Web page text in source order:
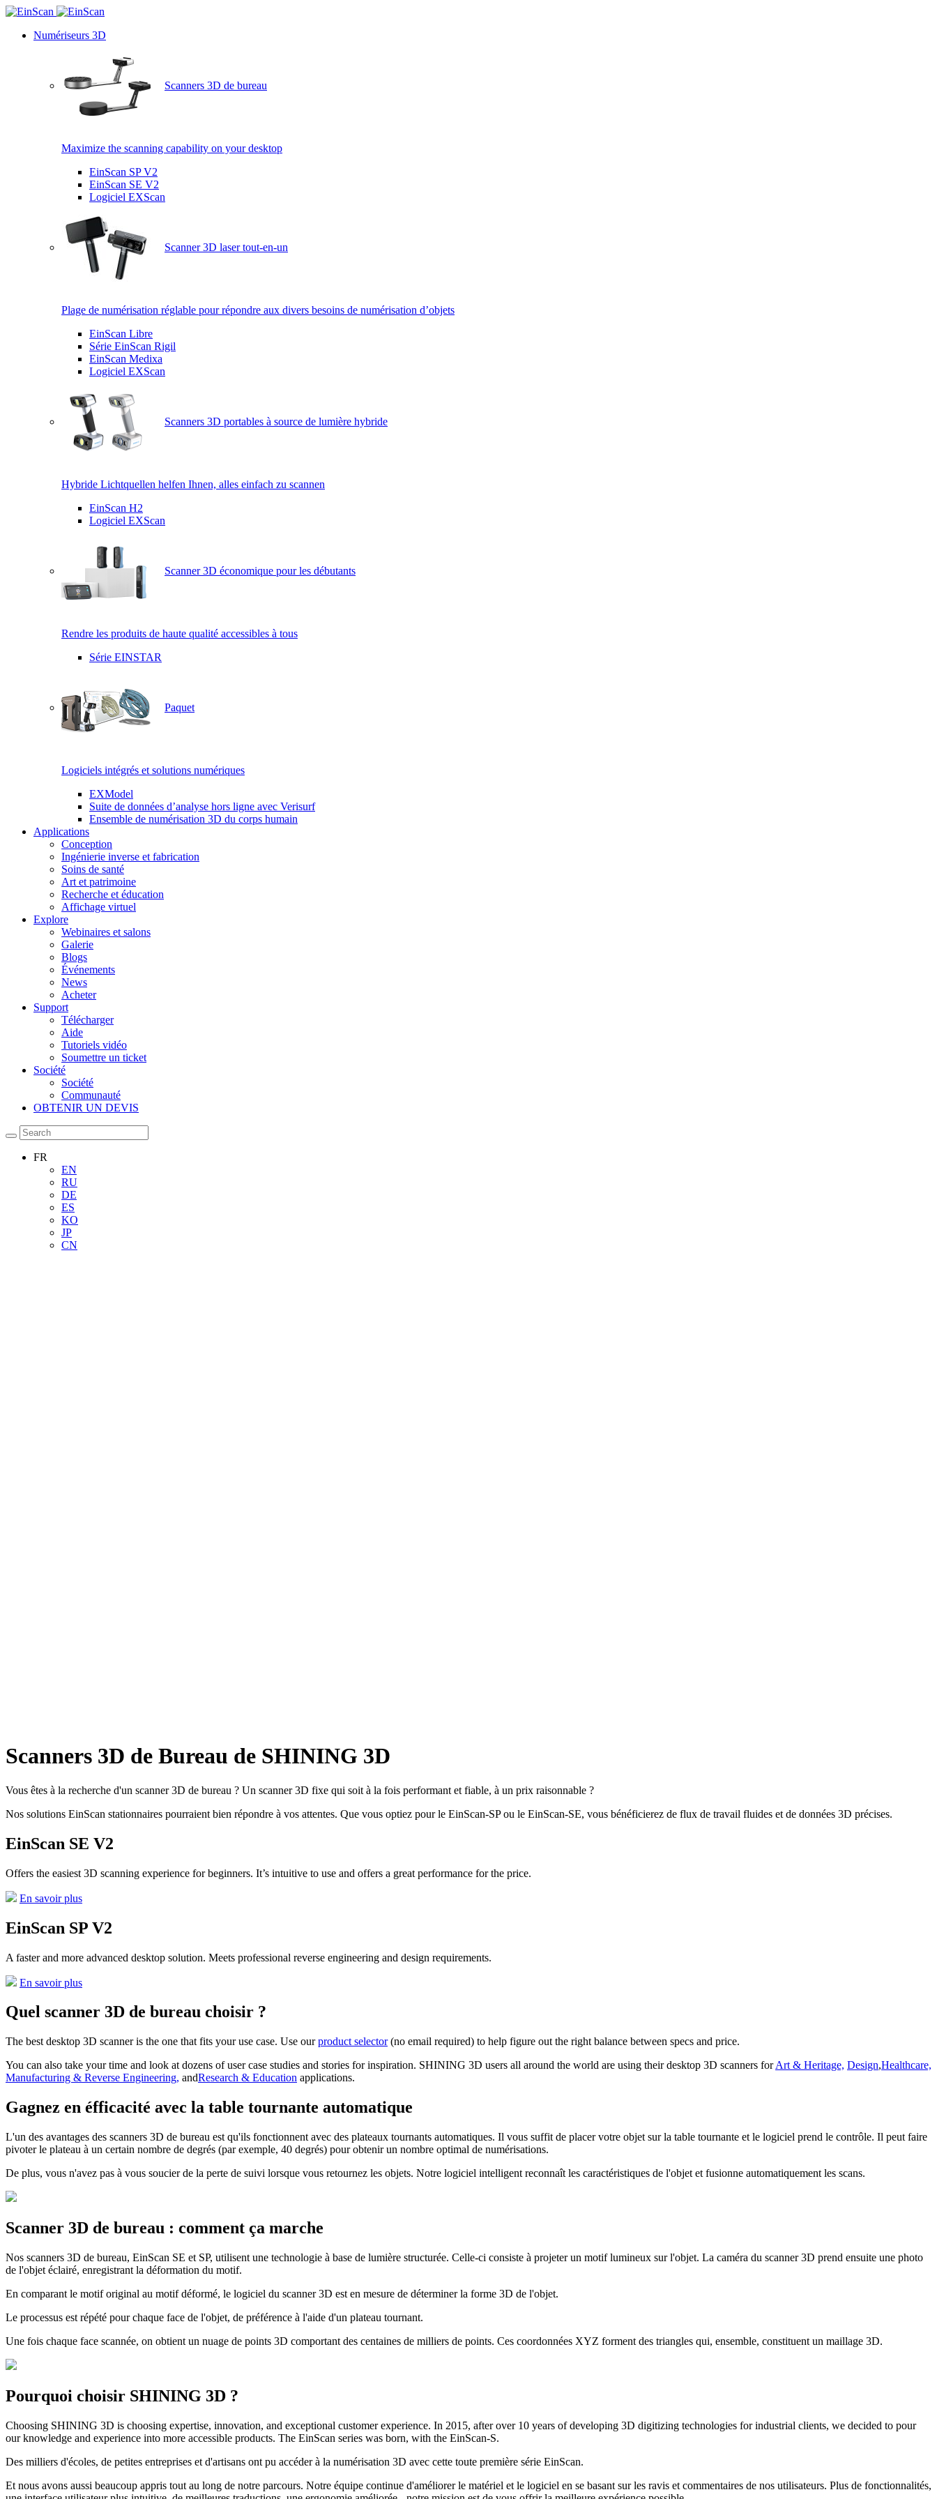
Numériseurs 3D
Scanners 3D de bureau
Maximize the scanning capability on your desktop
EinScan SP V2
EinScan SE V2
Logiciel EXScan
Scanner 3D laser tout-en-un
Plage de numérisation réglable pour répondre aux divers besoins de numérisation d’objets
EinScan Libre
Série EinScan Rigil
EinScan Medixa
Logiciel EXScan
Scanners 3D portables à source de lumière hybride
Hybride Lichtquellen helfen Ihnen, alles einfach zu scannen
EinScan H2
Logiciel EXScan
Scanner 3D économique pour les débutants
Rendre les produits de haute qualité accessibles à tous
Série EINSTAR
Paquet
Logiciels intégrés et solutions numériques
EXModel
Suite de données d’analyse hors ligne avec Verisurf
Ensemble de numérisation 3D du corps humain
Applications
Conception
Ingénierie inverse et fabrication
Soins de santé
Art et patrimoine
Recherche et éducation
Affichage virtuel
Explore
Webinaires et salons
Galerie
Blogs
Événements
News
Acheter
Support
Télécharger
Aide
Tutoriels vidéo
Soumettre un ticket
Société
Société
Communauté
OBTENIR UN DEVIS
FR
EN
RU
DE
ES
KO
JP
CN
Scanners 3D de Bureau de SHINING 3D
Vous êtes à la recherche d'un scanner 3D de bureau ? Un scanner 3D fixe qui soit à la fois performant et fiable, à un prix raisonnable ?
Nos solutions EinScan stationnaires pourraient bien répondre à vos attentes. Que vous optiez pour le EinScan-SP ou le EinScan-SE, vous bénéficierez de flux de travail fluides et de données 3D précises.
EinScan SE V2
Offers the easiest 3D scanning experience for beginners. It’s intuitive to use and offers a great performance for the price.
En savoir plus
EinScan SP V2
A faster and more advanced desktop solution. Meets professional reverse engineering and design requirements.
En savoir plus
Quel scanner 3D de bureau choisir ?
The best desktop 3D scanner is the one that fits your use case. Use ourproduct selector(no email required) to help figure out the right balance between specs and price.
You can also take your time and look at dozens of user case studies and stories for inspiration. SHINING 3D users all around the world are using their desktop 3D scanners forArt & Heritage, Design,Healthcare,
Manufacturing & Reverse Engineering, andResearch & Education applications.
Gagnez en éfficacité avec la table tournante automatique
L'un des avantages des scanners 3D de bureau est qu'ils fonctionnent avec des plateaux tournants automatiques. Il vous suffit de placer votre objet sur la table tournante et le logiciel prend le contrôle. Il peut faire
pivoter le plateau à un certain nombre de degrés (par exemple, 40 degrés) pour obtenir un nombre optimal de numérisations.
De plus, vous n'avez pas à vous soucier de la perte de suivi lorsque vous retournez les objets. Notre logiciel intelligent reconnaît les caractéristiques de l'objet et fusionne automatiquement les scans.
Scanner 3D de bureau : comment ça marche
Nos scanners 3D de bureau, EinScan SE et SP, utilisent une technologie à base de lumière structurée. Celle-ci consiste à projeter un motif lumineux sur l'objet. La caméra du scanner 3D prend ensuite une photo
de l'objet éclairé, enregistrant la déformation du motif.
En comparant le motif original au motif déformé, le logiciel du scanner 3D est en mesure de déterminer la forme 3D de l'objet.
Le processus est répété pour chaque face de l'objet, de préférence à l'aide d'un plateau tournant.
Une fois chaque face scannée, on obtient un nuage de points 3D comportant des centaines de milliers de points. Ces coordonnées XYZ forment des triangles qui, ensemble, constituent un maillage 3D.
Pourquoi choisir SHINING 3D ?
Choosing SHINING 3D is choosing expertise, innovation, and exceptional customer experience. In 2015, after over 10 years of developing 3D digitizing technologies for industrial clients, we decided to pour
our knowledge and experience into more accessible products. The EinScan series was born, with the EinScan-S.
Des milliers d'écoles, de petites entreprises et d'artisans ont pu accéder à la numérisation 3D avec cette toute première série EinScan.
Et nous avons aussi beaucoup appris tout au long de notre parcours. Notre équipe continue d'améliorer le matériel et le logiciel en se basant sur les ravis et commentaires de nos utilisateurs. Plus de fonctionnalités,